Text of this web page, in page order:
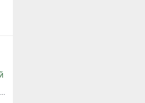
11ПКМ49-11122В Переключатель кнопочный